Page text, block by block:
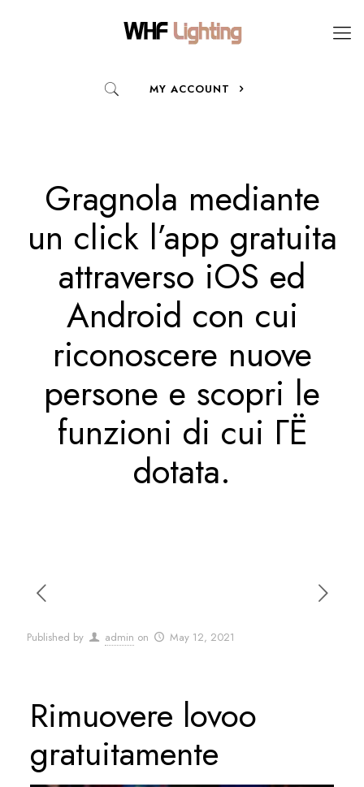
MY ACCOUNT
Gragnola mediante
un click l’app gratuita
attraverso iOS ed
Android con cui
riconoscere nuove
persone e scopri le
funzioni di cui ГЁ
dotata.
Published by admin on May 12, 2021
Rimuovere lovoo
gratuitamente